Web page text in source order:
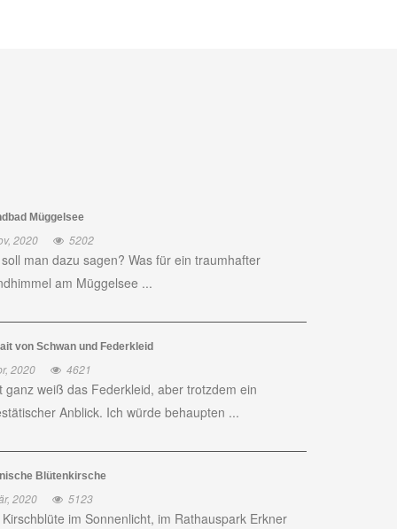
Müggelsee
2020 5202
man dazu sagen? Was für ein traumhafter
am Müggelsee ...
von Schwan und Federkleid
2020 4621
ganz weiß das Federkleid, aber trotzdem ein
Anblick. Ich würde behaupten ...
Blütenkirsche
2020 5123
Kirschblüte im Sonnenlicht, im Rathauspark Erkner